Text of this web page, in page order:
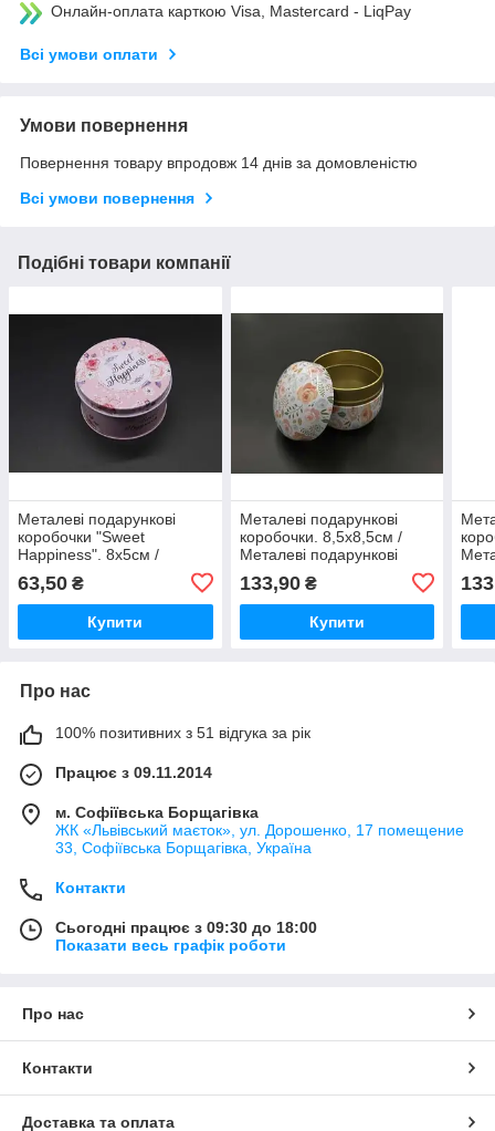
Онлайн-оплата карткою Visa, Mastercard - LiqPay
Всі умови оплати
Умови повернення
Повернення товару впродовж 14 днів за домовленістю
Всі умови повернення
Подібні товари компанії
Металеві подарункові
коробочки "Sweet
Happiness". 8х5см /
коробочки "Sweet
Happiness". 8х5см
63,50 ₴
Купити
Металеві подарункові
коробочки. 8,5х8,5см /
Металеві подарункові
133,90₴
Купити
Про нас
100% позитивних з 51 відгука за рік
Працює з 09.11.2014
м. Софіївська Борщагівка
ЖК «Львівський маєток», ул. Дорошенко, 17 помещение
33, Софіївська Борщагівка, Україна
Контакти
Сьогодні працює з 09:30 до 18:00
Показати весь графік роботи
Про нас
Контакти
Доставка та оплата